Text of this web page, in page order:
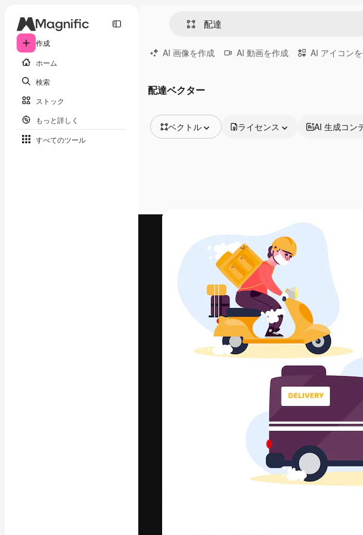
作成
ホーム
検索
ストック
もっと詳しく
すべてのツール
AI 画像を作成 AI 動画を作成 AI アイコン
配達ベクター
ベクトル
動画
モーショングラフィックス
動画テンプレート
アイコン
3D モデル
フォント
ライセンス AI 生成コン
最高のクリエイティブ制作を導くためのプ
ットフォーム。クリエイター、企業、代理
店、スタジオを含む100万人以上が利用し
います。
日本語